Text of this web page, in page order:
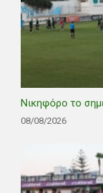
Νικηφόρο το
08/08/2026